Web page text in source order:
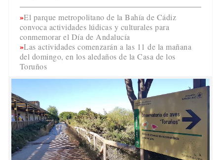
El parque metropolitano de la Bahía de Cádiz
convoca actividades lúdicas y culturales para
conmemorar el Día de Andalucía
Las actividades comenzarán a las 11 de la mañana
del domingo, en los aledaños de la Casa de los
Toruños